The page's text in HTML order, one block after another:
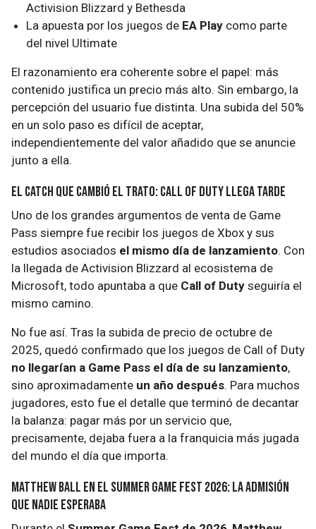
Activision Blizzard y Bethesda
La apuesta por los juegos de EA Play como parte
del nivel Ultimate
El razonamiento era coherente sobre el papel: más
contenido justifica un precio más alto. Sin embargo, la
percepción del usuario fue distinta. Una subida del 50%
en un solo paso es difícil de aceptar,
independientemente del valor añadido que se anuncie
junto a ella.
El catch que cambió el trato: Call of Duty llega tarde
Uno de los grandes argumentos de venta de Game
Pass siempre fue recibir los juegos de Xbox y sus
estudios asociados el mismo día de lanzamiento. Con
la llegada de Activision Blizzard al ecosistema de
Microsoft, todo apuntaba a que Call of Duty seguiría el
mismo camino.
No fue así. Tras la subida de precio de octubre de
2025, quedó confirmado que los juegos de Call of Duty
no llegarían a Game Pass el día de su lanzamiento,
sino aproximadamente un año después. Para muchos
jugadores, esto fue el detalle que terminó de decantar
la balanza: pagar más por un servicio que,
precisamente, dejaba fuera a la franquicia más jugada
del mundo el día que importa.
Matthew Ball en el Summer Game Fest 2026: la admisión
que nadie esperaba